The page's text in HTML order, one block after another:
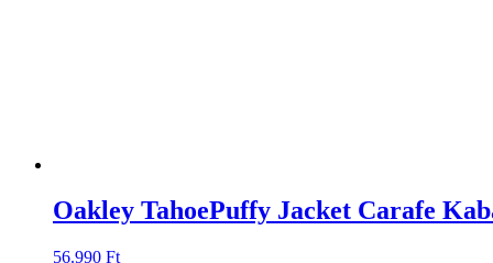
Oakley TahoePuffy Jacket Carafe
56.990 Ft